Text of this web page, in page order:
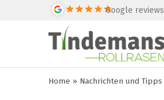
Google reviews
Home » Nachrichten und Tipps